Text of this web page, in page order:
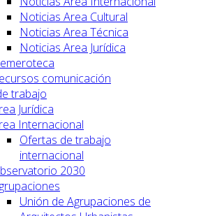
Noticias Area Cultural
Noticias Area Técnica
Noticias Area Jurídica
comunicación
trabajo
Jurídica
Internacional
Ofertas de trabajo
internacional
2030
Unión de Agrupaciones de